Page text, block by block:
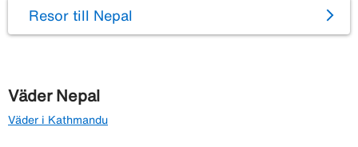
Resor till Nepal
Väder Nepal
Väder i Kathmandu